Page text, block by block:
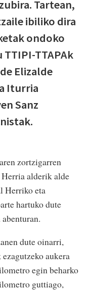
Tartean,
ibiliko dira
ondoko
TTAPAk
Elizalde
Iturria
Sanz
zortzigarren
alderik alde
Herriko eta
hartuko dute
dute oinarri,
aukera
egin beharko
guttiago,